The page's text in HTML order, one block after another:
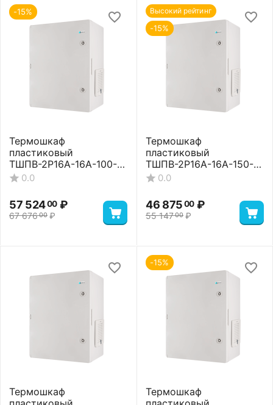
-15%
Термошкаф
пластиковый
ТШПВ-2P16A-16A-100-
65-604020 Standart
0.0
67 67600 ₽
57 52400 ₽
Высокий рейтинг
-15%
Термошкаф
пластиковый
ТШПВ-2P16A-16A-150-
105-705025 Basic
0.0
55 14700 ₽
46 87500 ₽
Термошкаф
-15%
Термошкаф